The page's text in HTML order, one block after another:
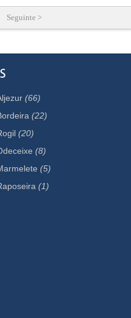
Seguinte >
(66)
(22)
(20)
(8)
(5)
(1)